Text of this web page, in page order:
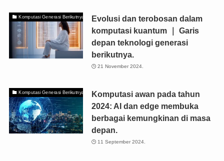
Komputasi Generasi Berikutnya
Evolusi dan terobosan dalam
komputasi kuantum ｜ Garis
depan teknologi generasi
berikutnya.
21 November 2024.
Komputasi Generasi Berikutnya
Komputasi awan pada tahun
2024: AI dan edge membuka
berbagai kemungkinan di masa
depan.
11 September 2024.